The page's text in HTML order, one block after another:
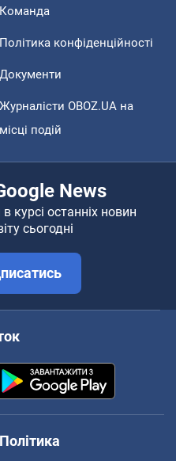
Команда
Політика конфіденційності
Документи
Журналісти OBOZ.UA на
місці подій
News
курсі останніх новин
сьогодні
Політика